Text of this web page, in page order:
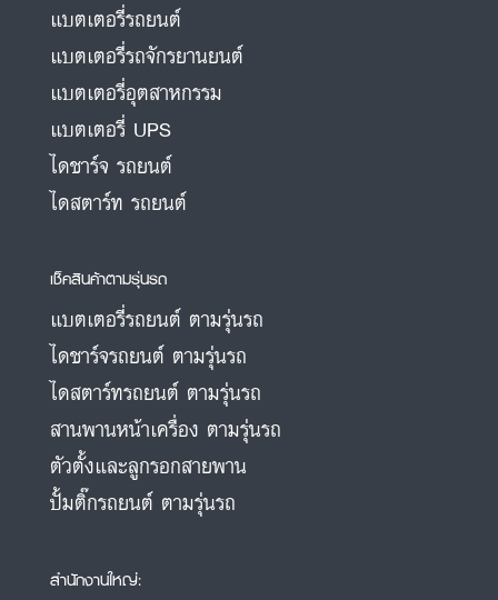
แบตเตอรี่รถยนต์
แบตเตอรี่รถจักรยานยนต์
แบตเตอรี่อุตสาหกรรม
แบตเตอรี่ UPS
ไดชาร์จ รถยนต์
ไดสตาร์ท รถยนต์
เช็คสินค้าตามรุ่นรถ
แบตเตอรี่รถยนต์ ตามรุ่นรถ
ไดชาร์จรถยนต์ ตามรุ่นรถ
ไดสตาร์ทรถยนต์ ตามรุ่นรถ
สานพานหน้าเครื่อง ตามรุ่นรถ
ตัวตั้งและลูกรอกสายพาน
ปั้มติ๊กรถยนต์ ตามรุ่นรถ
สำนักงานใหญ่: